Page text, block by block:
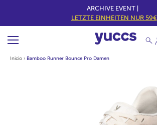
ARCHIVE EVENT |
LETZTE EINHEITEN NUR 59€
Inicio › Bamboo Runner Bounce Pro Damen